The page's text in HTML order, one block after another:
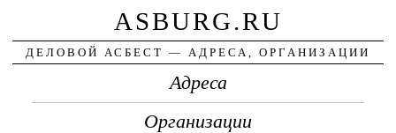
ASBURG.RU
ДЕЛОВОЙ АСБЕСТ — АДРЕСА, ОРГАНИЗАЦИИ
Адреса
Организации